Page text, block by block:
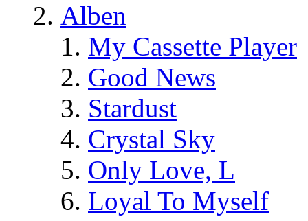
Alben
My Cassette Player
Good News
Stardust
Crystal Sky
Only Love, L
Loyal To Myself